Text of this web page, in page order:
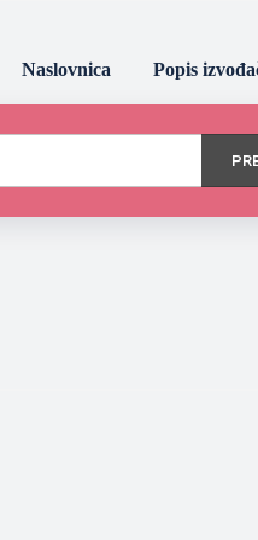
Naslovnica Popis